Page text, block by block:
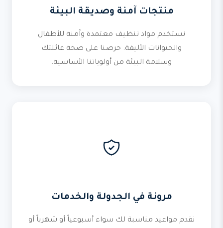
منتجات آمنة وصديقة البيئة
نستخدم مواد تنظيف معتمدة وآمنة للأطفال
والحيوانات الأليفة. حرصنا على صحة عائلتك
وسلامة البيئة من أولوياتنا الأساسية.
مرونة في الجدولة والخدمات
نقدم مواعيد مناسبة لك سواء أسبوعياً أو شهرياً أو